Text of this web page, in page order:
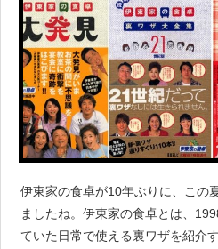
伊東家の食卓が10年ぶりに、この
ましたね。伊東家の食卓とは、
ていた日常で使える裏ワザを紹介